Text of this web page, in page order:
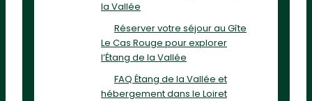
la Vallée
Réserver votre séjour au Gîte
Le Cas Rouge pour explorer
l’Étang de la Vallée
FAQ Étang de la Vallée et
hébergement dans le Loiret